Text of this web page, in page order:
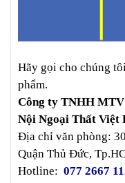
Hãy gọi cho chúng
phẩm.
Công ty TNHH
Nội Ngoại Thất Việt
Địa chỉ văn phòng:
Quận Thủ Đức,
Hotline: 077 2667